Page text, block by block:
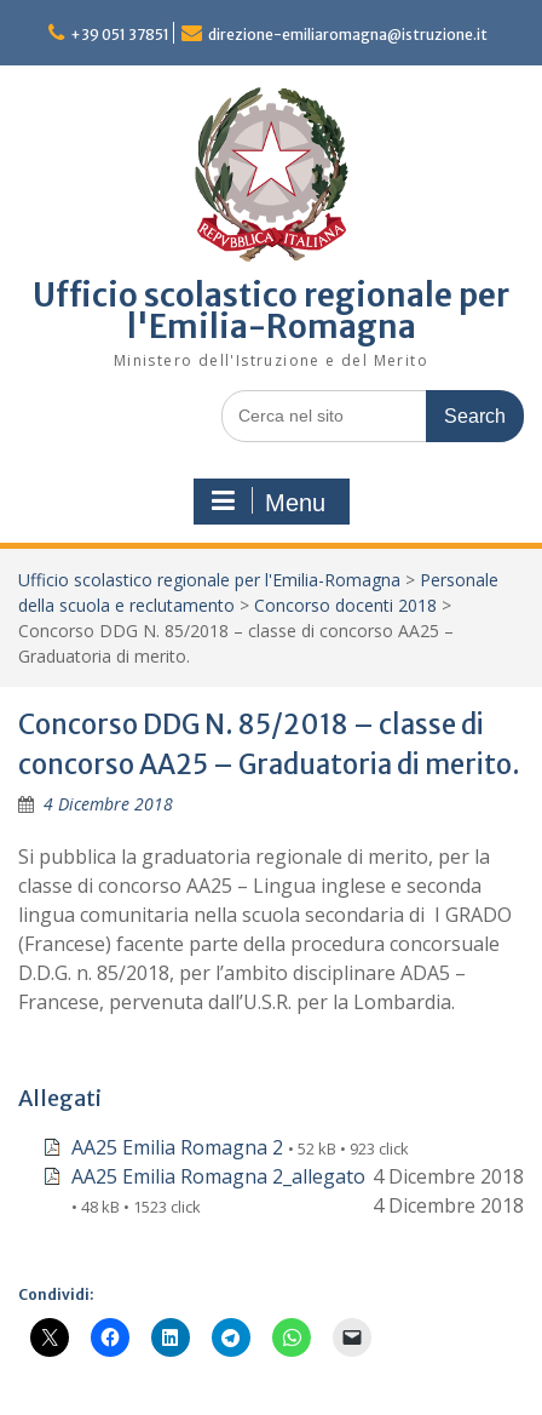
content
+39 051 37851 direzione-emiliaromagna@istruzione.it
Ufficio scolastico regionale per
l'Emilia-Romagna
Ministero dell'Istruzione e del Merito
Search
for:
Menu
Ufficio scolastico regionale per l'Emilia-Romagna > Personale
della scuola e reclutamento > Concorso docenti 2018 >
Concorso DDG N. 85/2018 – classe di concorso AA25 –
Graduatoria di merito.
Concorso DDG N. 85/2018 – classe di
concorso AA25 – Graduatoria di merito.
4 Dicembre 2018
Si pubblica la graduatoria regionale di merito, per la
classe di concorso AA25 – Lingua inglese e seconda
lingua comunitaria nella scuola secondaria di I GRADO
(Francese) facente parte della procedura concorsuale
D.D.G. n. 85/2018, per l’ambito disciplinare ADA5 –
Francese, pervenuta dall’U.S.R. per la Lombardia.
Allegati
AA25 Emilia Romagna 2 • 52 kB • 923 click
4 Dicembre 2018
AA25 Emilia Romagna 2_allegato
• 48 kB • 1523 click 4 Dicembre 2018
Condividi: